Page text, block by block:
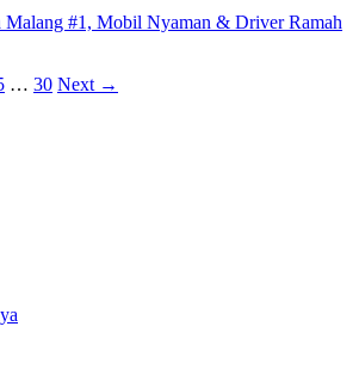
Malang #1, Mobil Nyaman & Driver Ramah
… 30 Next →